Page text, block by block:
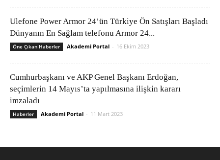
Ulefone Power Armor 24’ün Türkiye Ön Satışları Başladı
Dünyanın En Sağlam telefonu Armor 24...
Öne Çıkan Haberler Akademi Portal - 16 Ekim 2023
Cumhurbaşkanı ve AKP Genel Başkanı Erdoğan,
seçimlerin 14 Mayıs’ta yapılmasına ilişkin kararı
imzaladı
Haberler Akademi Portal - 11 Mart 2023